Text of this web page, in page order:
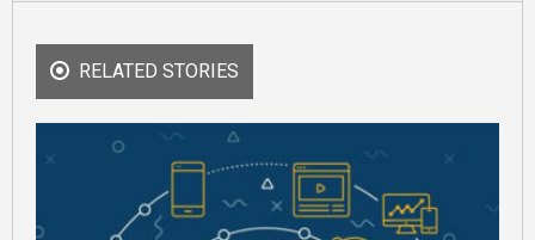
RELATED STORIES